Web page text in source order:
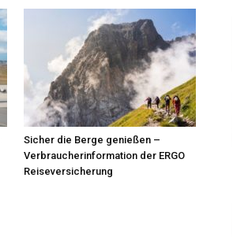
Sicher die Berge genießen –
Verbraucherinformation der ERGO
Reiseversicherung